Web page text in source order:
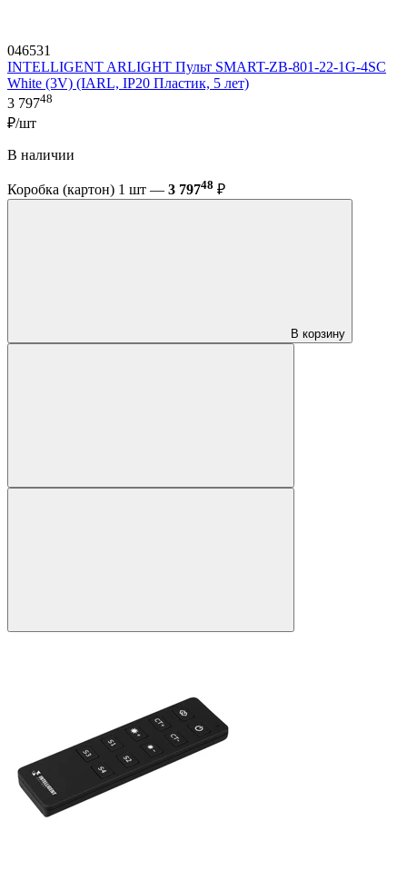
046531
INTELLIGENT ARLIGHT Пульт SMART-ZB-801-22-1G-4SC
White (3V) (IARL, IP20 Пластик, 5 лет)
3 79748
₽/шт
В наличии
Коробка (картон) 1 шт — 3 79748 ₽
В корзину